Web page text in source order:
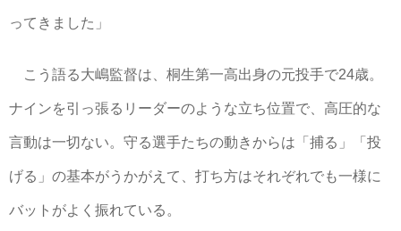
ってきました」
こう語る大嶋監督は、桐生第一高出身の元投手で24歳。
ナインを引っ張るリーダーのような立ち位置で、高圧的な
言動は一切ない。守る選手たちの動きからは「捕る」「投
げる」の基本がうかがえて、打ち方はそれぞれでも一様に
バットがよく振れている。